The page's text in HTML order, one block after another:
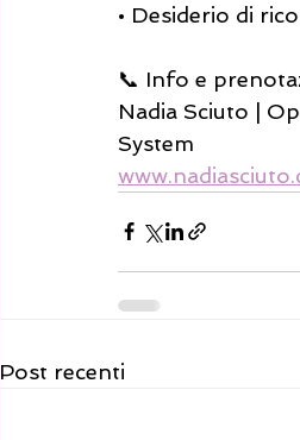
• Desiderio di
📞 Info e
Nadia Sciuto |
System
Post recenti